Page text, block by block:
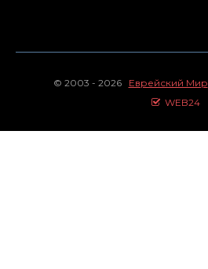
© 2003 - 2026 Еврейский Мир
WEB24